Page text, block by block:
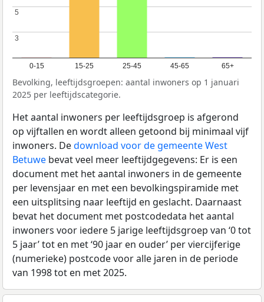
0-15 15-25 25-45 45-65 65+
3
3
5
5
Bevolking, leeftijdsgroepen: aantal inwoners op 1 januari
2025 per leeftijdscategorie.
Het aantal inwoners per leeftijdsgroep is afgerond
op vijftallen en wordt alleen getoond bij minimaal vijf
inwoners. Dedownload voor de gemeente West
Betuwe bevat veel meer leeftijdgegevens: Er is een
document met het aantal inwoners in de gemeente
per levensjaar en met een bevolkingspiramide met
een uitsplitsing naar leeftijd en geslacht. Daarnaast
bevat het document met postcodedata het aantal
inwoners voor iedere 5 jarige leeftijdsgroep van ‘0 tot
5 jaar’ tot en met ‘90 jaar en ouder’ per viercijferige
(numerieke) postcode voor alle jaren in de periode
van 1998 tot en met 2025.